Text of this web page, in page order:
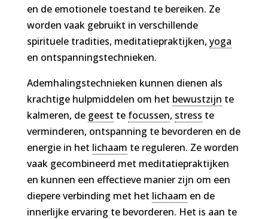
en de emotionele toestand te bereiken. Ze
worden vaak gebruikt in verschillende
spirituele tradities, meditatiepraktijken, yoga
en ontspanningstechnieken.
Ademhalingstechnieken kunnen dienen als
krachtige hulpmiddelen om het bewustzijn te
kalmeren, de geest te focussen, stress te
verminderen, ontspanning te bevorderen en de
energie in het lichaam te reguleren. Ze worden
vaak gecombineerd met meditatiepraktijken
en kunnen een effectieve manier zijn om een
diepere verbinding met het lichaam en de
innerlijke ervaring te bevorderen. Het is aan te